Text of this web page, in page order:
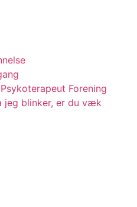
Forening
jeg blinker, er du væk